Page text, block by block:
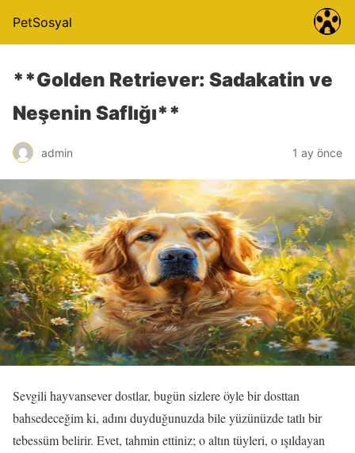
PetSosyal
**Golden Retriever: Sadakatin ve
Neşenin Saflığı**
admin 1 ay önce
Sevgili hayvansever dostlar, bugün sizlere öyle bir dosttan
bahsedeceğim ki, adını duyduğunuzda bile yüzünüzde tatlı bir
tebessüm belirir. Evet, tahmin ettiniz; o altın tüyleri, o ışıldayan